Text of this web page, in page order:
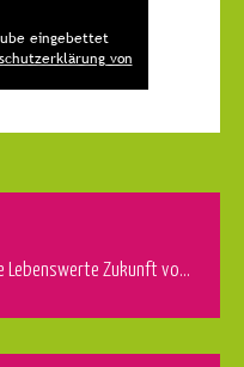
eingebettet
von
Offener Brief für eine Lebenswerte Zukunft von Kindern und Jugendlichen